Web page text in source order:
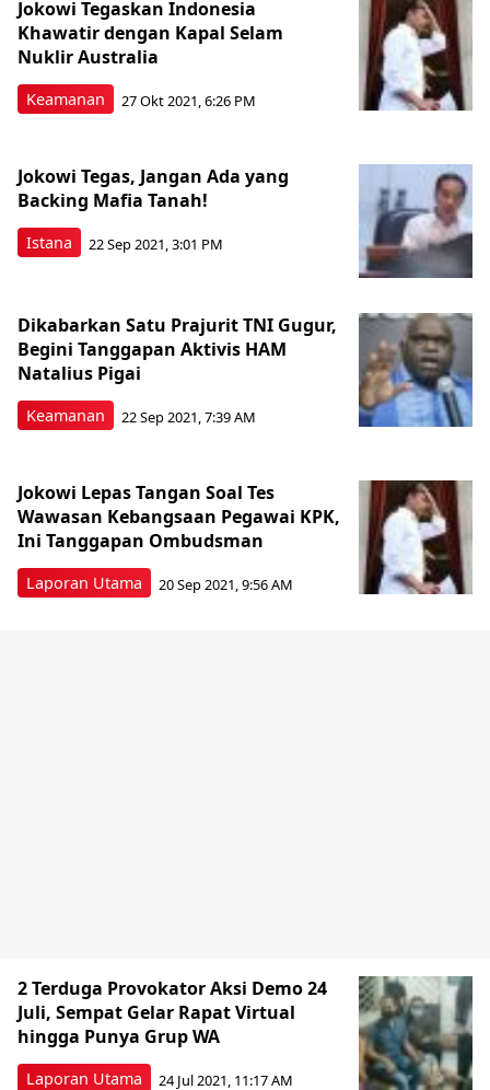
Keamanan
Jokowi Tegaskan Indonesia
Khawatir dengan Kapal Selam
Nuklir Australia
27 Okt 2021, 6:26 PM
Istana
Jokowi Tegas, Jangan Ada yang
Backing Mafia Tanah!
22 Sep 2021, 3:01 PM
Keamanan
Dikabarkan Satu Prajurit TNI Gugur,
Begini Tanggapan Aktivis HAM
Natalius Pigai
22 Sep 2021, 7:39 AM
Laporan Utama
Jokowi Lepas Tangan Soal Tes
Wawasan Kebangsaan Pegawai KPK,
Ini Tanggapan Ombudsman
20 Sep 2021, 9:56 AM
Laporan Utama
2 Terduga Provokator Aksi Demo 24
Juli, Sempat Gelar Rapat Virtual
hingga Punya Grup WA
24 Jul 2021, 11:17 AM